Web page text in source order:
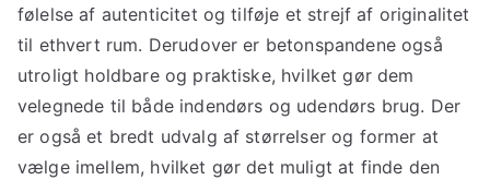
følelse af autenticitet og tilføje et strejf af originalitet
til ethvert rum. Derudover er betonspandene også
utroligt holdbare og praktiske, hvilket gør dem
velegnede til både indendørs og udendørs brug. Der
er også et bredt udvalg af størrelser og former at
vælge imellem, hvilket gør det muligt at finde den